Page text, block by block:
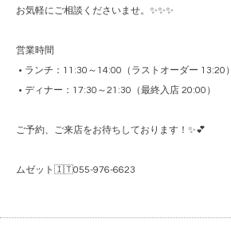
お気軽にご相談くださいませ。✨✨✨
営業時間
• ランチ：11:30～14:00（ラストオーダー 13:20）
• ディナー：17:30～21:30（最終入店 20:00）
ご予約、ご来店をお待ちしております！✨💕
ムゼット🇮🇹055-976-6623